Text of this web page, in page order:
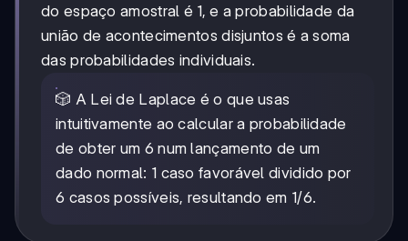
do espaço amostral é 1, e a probabilidade da
união de acontecimentos disjuntos é a soma
das probabilidades individuais.
🎲 A Lei de Laplace é o que usas
intuitivamente ao calcular a probabilidade
de obter um 6 num lançamento de um
dado normal: 1 caso favorável dividido por
6 casos possíveis, resultando em 1/6.